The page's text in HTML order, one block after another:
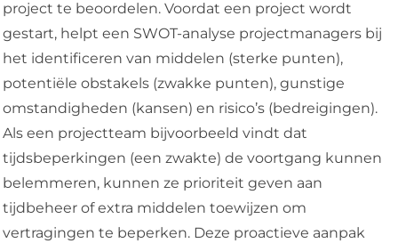
project te beoordelen. Voordat een project wordt
gestart, helpt een SWOT-analyse projectmanagers bij
het identificeren van middelen (sterke punten),
potentiële obstakels (zwakke punten), gunstige
omstandigheden (kansen) en risico’s (bedreigingen).
Als een projectteam bijvoorbeeld vindt dat
tijdsbeperkingen (een zwakte) de voortgang kunnen
belemmeren, kunnen ze prioriteit geven aan
tijdbeheer of extra middelen toewijzen om
vertragingen te beperken. Deze proactieve aanpak